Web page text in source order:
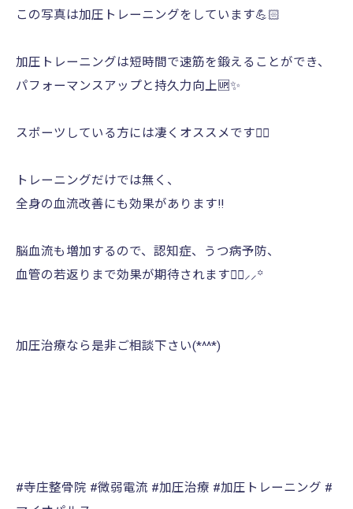
この写真は加圧トレーニングをしています💪🏻
加圧トレーニングは短時間で速筋を鍛えることができ、
パフォーマンスアップと持久力向上🆙✨️
スポーツしている方には凄くオススメです👍🏻
トレーニングだけでは無く、
全身の血流改善にも効果があります‼️
脳血流も増加するので、認知症、うつ病予防、
血管の若返りまで効果が期待されます☝🏻⸝⸝꙳
加圧治療なら是非ご相談下さい(*^^*)
#寺庄整骨院 #微弱電流 #加圧治療 #加圧トレーニング #